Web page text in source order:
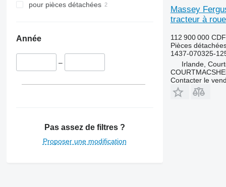
3420
3800
4040
6115
6120
pour pièces détachées
Année
–
Pas assez de filtres ?
Proposer une modification
Massey
tracteur à
112 900 000 CDF
Pièces
1437-070325-
Irlande,
Contacter le